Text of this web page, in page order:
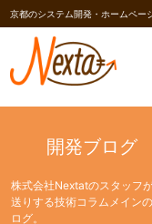
京都のシステム開発・ホームペ
開発ブログ
株式会社Nextatのスタッフ
送りする技術コラムメイン
ログ。